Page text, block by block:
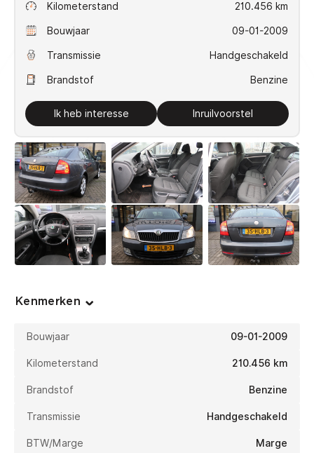
info@koseautos.nl
Mercuriusstraat 48
Openingstijden
Ma - Vr:
Zondag:
Gesloten
Kilometerstand 210.456 km
Bouwjaar 09-01-2009
Transmissie Handgeschakeld
Brandstof Benzine
Ik heb interesse Inruilvoorstel
Kenmerken
Bouwjaar 09-01-2009
Kilometerstand 210.456 km
Brandstof Benzine
Transmissie Handgeschakeld
BTW/Marge Marge